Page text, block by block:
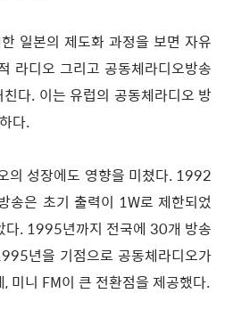
일본의 제도화 과정을 보면 자유
라디오 그리고 공동체라디오방송
다. 이는 유럽의 공동체라디오 방
다.
의 성장에도 영향을 미쳤다. 1992
송은 초기 출력이 1W로 제한되었
다. 1995년까지 전국에 30개 방송
년을 기점으로 공동체라디오가
미니 FM이 큰 전환점을 제공했다.